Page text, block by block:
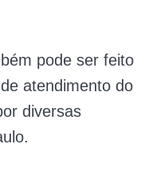
pode ser feito
atendimento do
diversas